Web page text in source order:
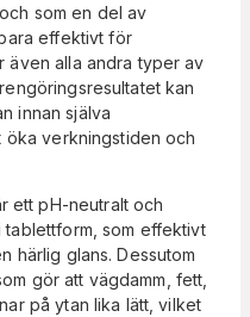
som en del av
effektivt för
även alla andra typer av
kan
innan själva
verkningstiden och
ett pH-neutralt och
som effektivt
härlig glans. Dessutom
gör att vägdamm, fett,
på ytan lika lätt, vilket